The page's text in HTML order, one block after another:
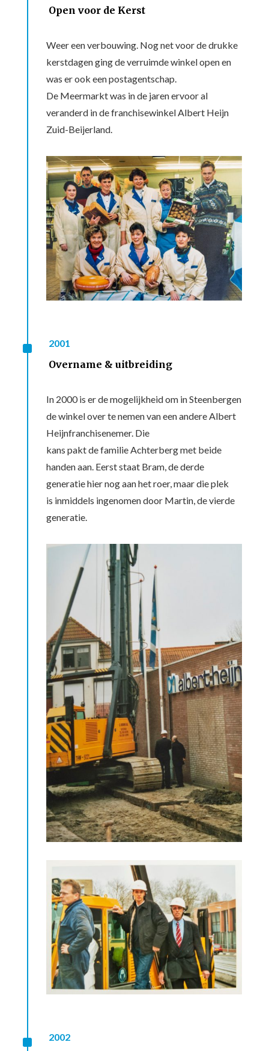
Open voor de Kerst
Weer een verbouwing. Nog net voor de drukke
kerstdagen ging de verruimde winkel open en
was er ook een postagentschap.
De Meermarkt was in de jaren ervoor al
veranderd in de franchisewinkel Albert Heijn
Zuid-Beijerland.
^ 2001
Overname & uitbreiding
In 2000 is er de mogelijkheid om in Steenbergen
de winkel over te nemen van een andere Albert
Heijnfranchisenemer. Die
kans pakt de familie Achterberg met beide
handen aan. Eerst staat Bram, de derde
generatie hier nog aan het roer, maar die plek
is inmiddels ingenomen door Martin, de vierde
generatie.
^ 2002